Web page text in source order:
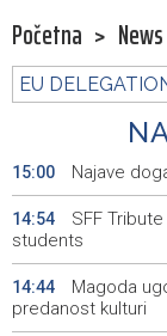
Početna >
EU
15:00 Najave
14:54
SFF
students
14:44
Magoda
predanost kulturi